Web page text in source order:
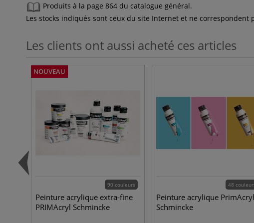
Produits à la page 864 du catalogue général.
Les stocks indiqués sont ceux du site Internet et ne correspondent
Les clients ont aussi acheté ces articles
NOUVEAU
90 couleurs
Peinture acrylique extra-fine
PRIMAcryl Schmincke
48
Peinture acrylique PrimAcryl
Schmincke